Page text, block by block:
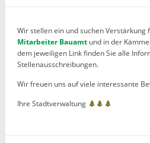
Wir stellen ein und suchen
Mitarbeiter Bauamtund in der
dem jeweiligen Link finden Sie alle
Stellenausschreibungen.
Wir freuen uns auf viele interessante
Ihre Stadtverwaltung